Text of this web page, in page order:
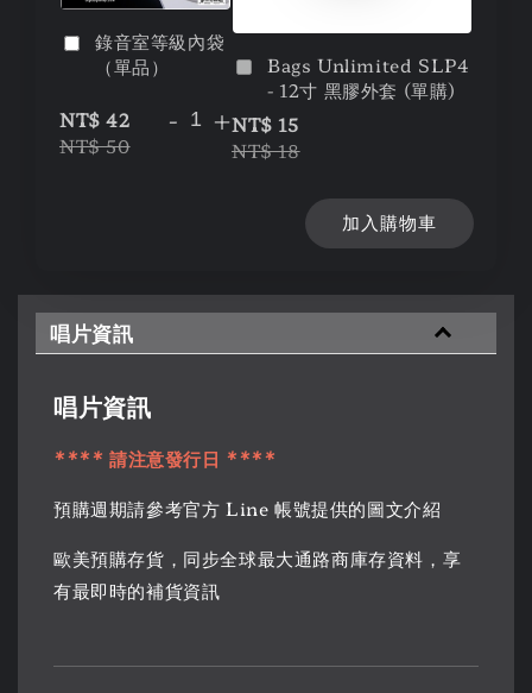
錄音室等級內袋
（單品）
NT$ 42
NT$ 50
- +
Bags Unlimited SLP4
- 12寸 黑膠外套 (單購)
NT$ 15
NT$ 18
加入購物車
唱片資訊
唱片資訊
**** 請注意發行日 ****
預購週期請參考官方 Line 帳號提供的圖文介紹
歐美預購存貨，同步全球最大通路商庫存資料，享
有最即時的補貨資訊